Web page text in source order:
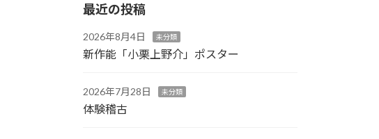
最近の投稿
2026年8月4日 未分類
新作能「小栗上野介」ポスター
2026年7月28日 未分類
体験稽古